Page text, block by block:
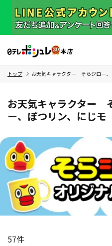
トップ お天気キャラクター そらジロー、
お天気キャラクター
ー、ぽつリン、にじモ
57件